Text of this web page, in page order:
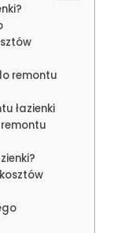
remontu
łazienki